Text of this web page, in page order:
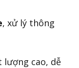
, xử lý thông
lượng cao, dễ